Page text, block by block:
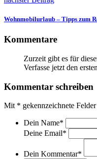
Wohnmobilurlaub – Tipps zum
Kommentare
Zurzeit gibt es für
Verfasse jetzt den
Kommentar schreiben
Mit * gekennzeichnete
Dein Name*
Deine Email*
Dein Kommentar*